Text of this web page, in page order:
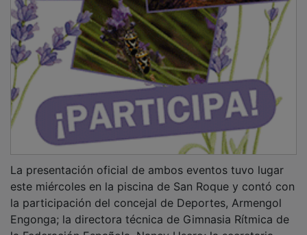
este miércoles en la piscina de San Roque y contó con
la participación del concejal de Deportes, Armengol
Engonga; la directora técnica de Gimnasia Rítmica de
la Federación Española, Nancy Usero; la secretaria